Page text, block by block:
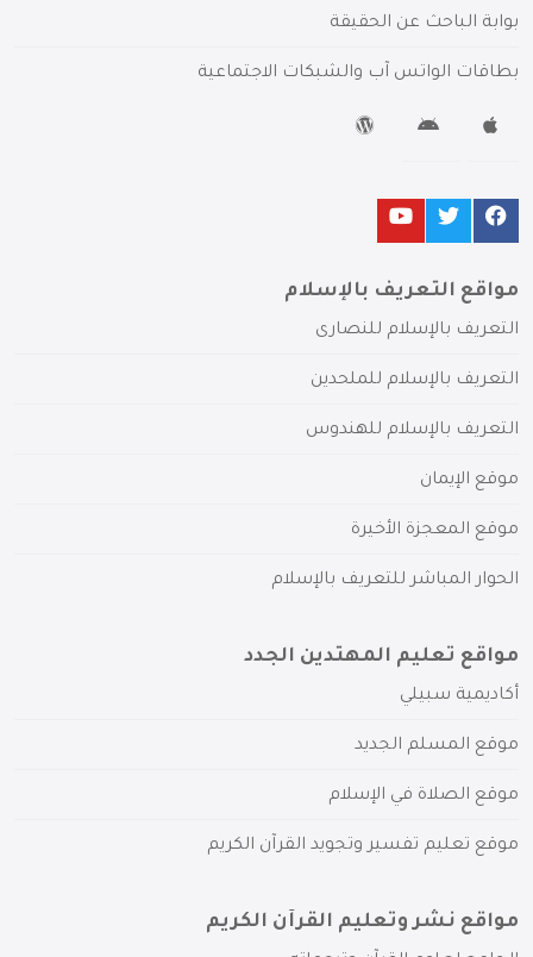
بوابة الباحث عن الحقيقة
بطاقات الواتس آب والشبكات الاجتماعية
مواقع التعريف بالإسلام
التعريف بالإسلام للنصارى
التعريف بالإسلام للملحدين
التعريف بالإسلام للهندوس
موقع الإيمان
موقع المعجزة الأخيرة
الحوار المباشر للتعريف بالإسلام
مواقع تعليم المهتدين الجدد
أكاديمية سبيلي
موقع المسلم الجديد
موقع الصلاة في الإسلام
موقع تعليم تفسير وتجويد القرآن الكريم
مواقع نشر وتعليم القرآن الكريم